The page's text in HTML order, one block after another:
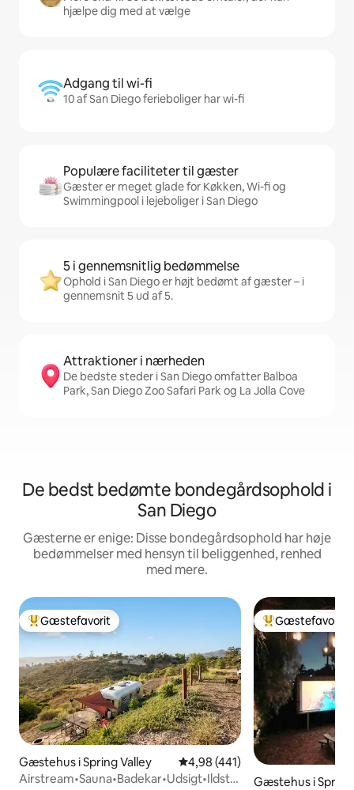
hjælpe dig med at vælge
Adgang til wi-fi
10 af San Diego ferieboliger har wi-fi
Populære faciliteter til gæster
Gæster er meget glade for Køkken, Wi-fi og
Swimmingpool i lejeboliger i San Diego
5 i gennemsnitlig bedømmelse
Ophold i San Diego er højt bedømt af gæster – i
gennemsnit 5 ud af 5.
Attraktioner i nærheden
De bedste steder i San Diego omfatter Balboa
Park, San Diego Zoo Safari Park og La Jolla Cove
De bedst bedømte bondegårdsophold i
San Diego
Gæsterne er enige: Disse bondegårdsophold har høje
bedømmelser med hensyn til beliggenhed, renhed
med mere.
Bedste gæstefavorit
Gæstefavorit
Gæstehus i Spring Valley 4,98 ud af 5 i gennemsnitlig
4,98 (441)
Airstream•Sauna•Badekar•Udsigt•Ildsted+zoo
Bedste
Gæstefavorit
Gæstehus i Spring